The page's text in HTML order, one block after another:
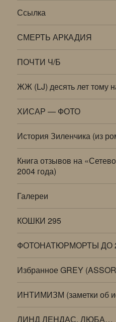
Ссылка
СМЕРТЬ АРКАДИЯ
ПОЧТИ Ч/Б
ЖЖ (LJ) десять лет тому
ХИСАР — ФОТО
История Зиленчика (из
Книга отзывов на
2004 года)
Галереи
КОШКИ 295
ФОТОНАТЮРМОРТЫ ДО
Избранное GREY
ИНТИМИЗМ (заметки об
ЛИНД ЛЕНДАС, ЛЮБА…